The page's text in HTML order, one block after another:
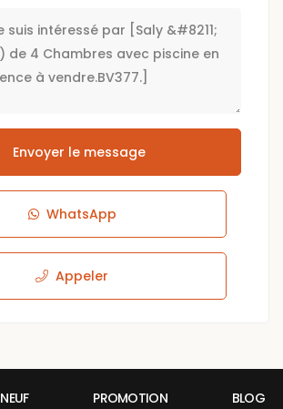
Envoyer le message
WhatsApp
Appeler
NEUF PROMOTION BLOG